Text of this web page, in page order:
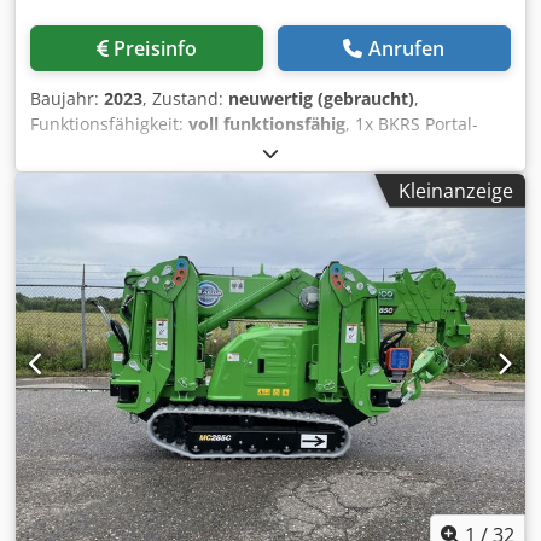
Motorleistung 37 kW Öltankkapazität 250 lt Länge 4300 mm
Breite 1820 mm Höhe 3230 mm Gewicht ca. 17250 kg
Preisinfo Anrufen
Baujahr: 2023, Zustand: neuwertig (gebraucht),
Funktionsfähigkeit: voll funktionsfähig, 1x BKRS Portal-
Kran Traglast: 2 x 20.000 = 40.000 kg Spannweite: 29 m
Ausladung: 2 x 8,9 m Hubhöhe über Schiene: 10 m
Funkfernsteuerung Kabeltrommel geeignet für 90 m
Komplett mit Kranfahrbahn UIC60, Länge: 2x 180 m
Kleinanzeige
1 /32